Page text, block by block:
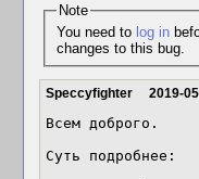
Note
You need to log inbefore you can comment on or make
changes to this bug.
Speccyfighter 2019-
Всем доброго.
Суть подробнее: